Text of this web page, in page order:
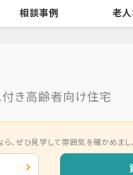
相談事例 老
き高齢者向け住宅
、ぜひ見学して雰囲気を確かめまし